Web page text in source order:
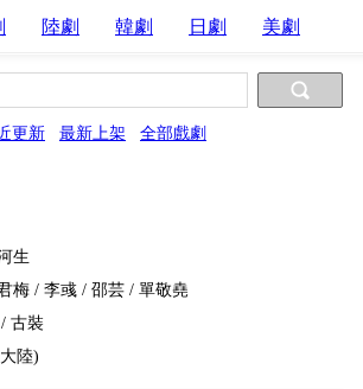
陸劇 韓劇 日劇 美劇
更新 最新上架 全部戲劇
生
梅 / 李彧 / 邵芸 / 單敬堯
古裝
陸)